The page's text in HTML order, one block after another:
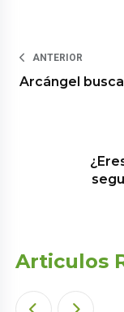
ANTERIOR
Arcángel
Articulos